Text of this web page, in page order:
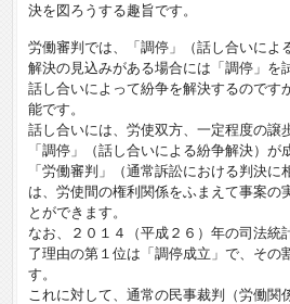
決を図ろうする趣旨です。
労働審判では、「調停」（話し合いによ
解決の見込みがある場合には「調停」を
話し合いによって紛争を解決するのです
能です。
話し合いには、労使双方、一定程度の譲
「調停」（話し合いによる紛争解決）が
「労働審判」（通常訴訟における判決に
は、労使間の権利関係をふまえて事案の
とができます。
なお、２０１４（平成２６）年の司法統
了理由の第１位は「調停成立」で、その
す。
これに対して、通常の民事裁判（労働関